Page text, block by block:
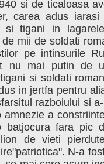
si de ticaloasa
carea adus
tigani in
mii de soldati
pe intinsurile
nu mai putin de
si soldati
in jertfa pentru
razboiului si
a
batjocura fara pic
de vieti
N-a